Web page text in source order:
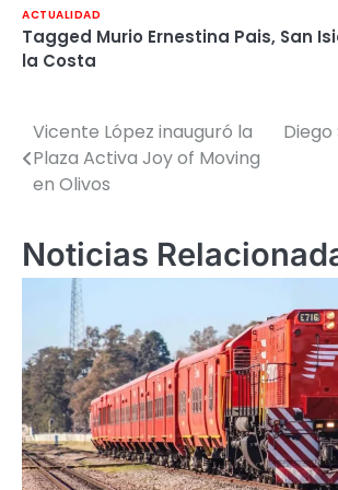
ACTUALIDAD
Tagged Murio Ernestina Pais, San
la Costa
Navegación
de
Vicente López inauguró la
Plaza Activa Joy of Moving
en Olivos
Diego
Noticias